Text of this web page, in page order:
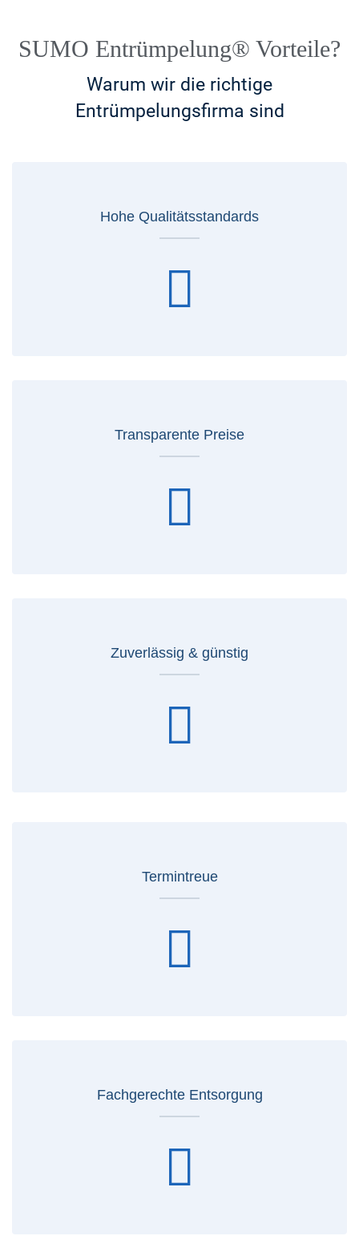
SUMO Entrümpelung® Vorteile?
Warum wir die richtige
Entrümpelungsfirma sind
Hohe Qualitätsstandards
Transparente Preise
Zuverlässig & günstig
Termintreue
Fachgerechte Entsorgung